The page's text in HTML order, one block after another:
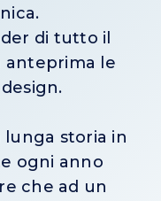
di tutto il
anteprima le
lunga storia in
ogni anno
che ad un